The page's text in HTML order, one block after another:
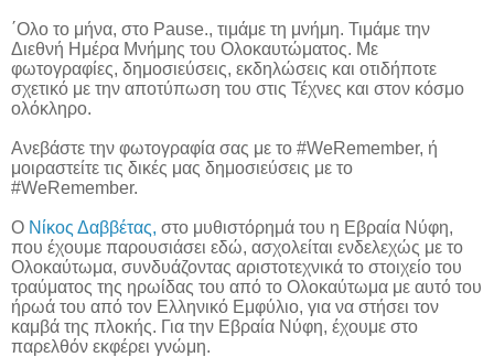
΄Ολο το μήνα, στο Pause., τιμάμε τη μνήμη. Τιμάμε την
Διεθνή Ημέρα Μνήμης του Ολοκαυτώματος. Με
φωτογραφίες, δημοσιεύσεις, εκδηλώσεις και οτιδήποτε
σχετικό με την αποτύπωση του στις Τέχνες και στον κόσμο
ολόκληρο.
Ανεβάστε την φωτογραφία σας με το #WeRemember, ή
μοιραστείτε τις δικές μας δημοσιεύσεις με το
#WeRemember.
Ο Νίκος Δαββέτας, στο μυθιστόρημά του η Εβραία Νύφη,
που έχουμε παρουσιάσει εδώ, ασχολείται ενδελεχώς με το
Ολοκαύτωμα, συνδυάζοντας αριστοτεχνικά το στοιχείο του
τραύματος της ηρωίδας του από το Ολοκαύτωμα με αυτό του
ήρωά του από τον Ελληνικό Εμφύλιο, για να στήσει τον
καμβά της πλοκής. Για την Εβραία Νύφη, έχουμε στο
παρελθόν εκφέρει γνώμη.